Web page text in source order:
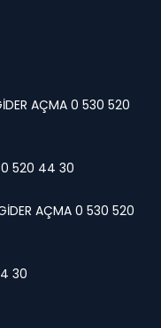
AÇMA 0 530 520
520 44 30
AÇMA 0 530 520
30